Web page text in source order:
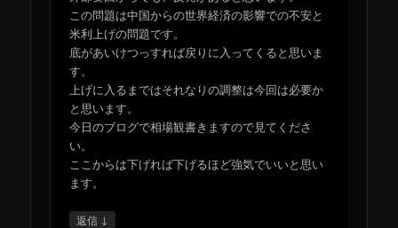
この問題は中国からの世界経済の影響での不安と
米利上げの問題です。
底があいけつっすれば戻りに入ってくると思いま
す。
上げに入るまではそれなりの調整は今回は必要か
と思います。
今日のブログで相場観書きますので見てくださ
い。
ここからは下げれば下げるほど強気でいいと思い
ます。
返信 ↓